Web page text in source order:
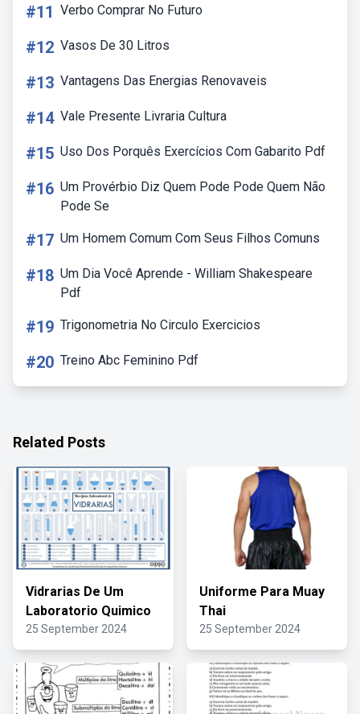
#11 Verbo Comprar No Futuro
#12 Vasos De 30 Litros
#13 Vantagens Das Energias Renovaveis
#14 Vale Presente Livraria Cultura
#15 Uso Dos Porquês Exercícios Com Gabarito Pdf
#16 Um Provérbio Diz Quem Pode Pode Quem Não
Pode Se
#17 Um Homem Comum Com Seus Filhos Comuns
#18 Um Dia Você Aprende - William Shakespeare
Pdf
#19 Trigonometria No Circulo Exercicios
#20 Treino Abc Feminino Pdf
Related Posts
Vidrarias De Um
Laboratorio Quimico
25 September 2024
Uniforme Para Muay
Thai
25 September 2024